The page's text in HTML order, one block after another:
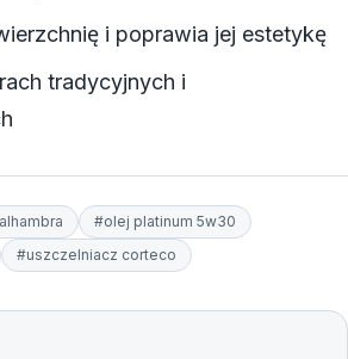
i poprawia jej estetykę
tradycyjnych i
#olej platinum 5w30
#uszczelniacz corteco